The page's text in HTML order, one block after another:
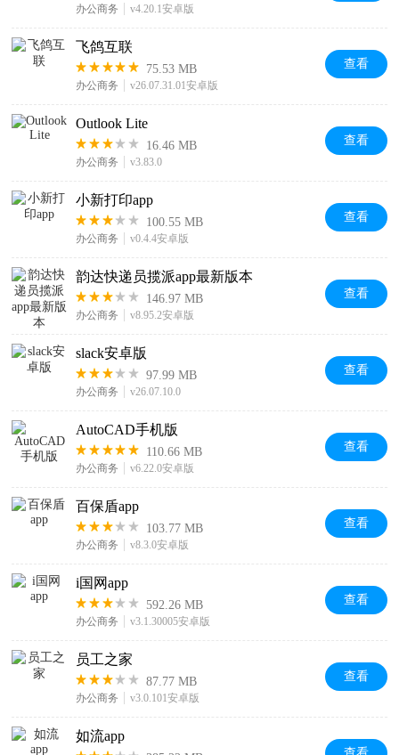
办公商务 v4.20.1安卓版
飞鸽互联
75.53 MB
办公商务 v26.07.31.01安卓版
查看
Outlook Lite
16.46 MB
办公商务 v3.83.0
查看
小新打印app
100.55 MB
办公商务 v0.4.4安卓版
查看
韵达快递员揽派app最新版本
146.97 MB
办公商务 v8.95.2安卓版
查看
slack安卓版
97.99 MB
办公商务 v26.07.10.0
查看
AutoCAD手机版
110.66 MB
办公商务 v6.22.0安卓版
查看
百保盾app
103.77 MB
办公商务 v8.3.0安卓版
查看
i国网app
592.26 MB
办公商务 v3.1.30005安卓版
查看
员工之家
87.77 MB
办公商务 v3.0.101安卓版
查看
如流app